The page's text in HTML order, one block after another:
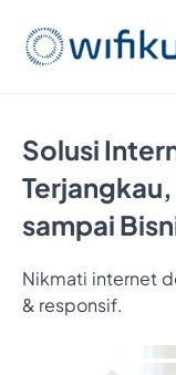
Solusi
sampai
Nikmati internet
& responsif.